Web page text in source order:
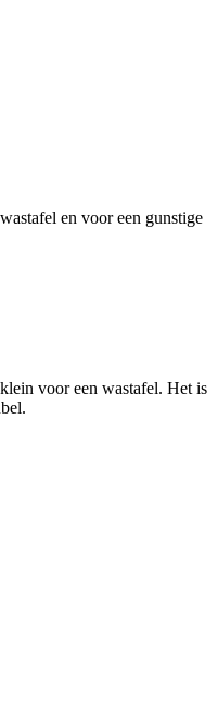
en voor een gunstige
voor een wastafel. Het is